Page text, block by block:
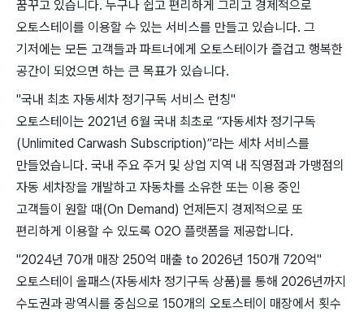
꿈꾸고 있습니다. 누구나 쉽고 편리하게 그리고 경제적으로
오토스테이를 이용할 수 있는 서비스를 만들고 있습니다. 그
기저에는 모든 고객들과 파트너에게 오토스테이가 즐겁고 행복한
공간이 되었으면 하는 큰 목표가 있습니다.
"국내 최초 자동세차 정기구독 서비스 런칭"
오토스테이는 2021년 6월 국내 최초로 “자동세차 정기구독
(Unlimited Carwash Subscription)”라는 세차 서비스를
만들었습니다. 국내 주요 주거 및 상업 지역 내 직영점과 가맹점의
자동 세차장을 개발하고 자동차를 소유한 또는 이용 중인
고객들이 원할 때(On Demand) 언제든지 경제적으로 또
편리하게 이용할 수 있도록 O2O 플랫폼을 제공합니다.
"2024년 70개 매장 250억 매출 to 2026년 150개 720억"
오토스테이 올패스(자동세차 정기구독 상품)를 통해 2026년까지
수도권과 광역시를 중심으로 150개의 오토스테이 매장에서 횟수